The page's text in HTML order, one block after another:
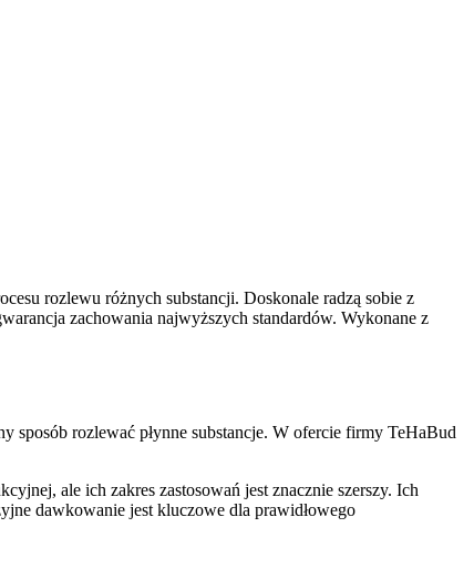
rozlewu różnych substancji. Doskonale radzą sobie z
zachowania najwyższych standardów. Wykonane z
sposób rozlewać płynne substancje. W ofercie firmy TeHaBud
ale ich zakres zastosowań jest znacznie szerszy. Ich
dawkowanie jest kluczowe dla prawidłowego